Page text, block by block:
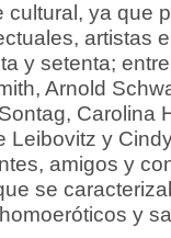
cultural, ya que
artistas
y setenta;
Arnold
Carolina
Leibovitz y
amigos y
se
y